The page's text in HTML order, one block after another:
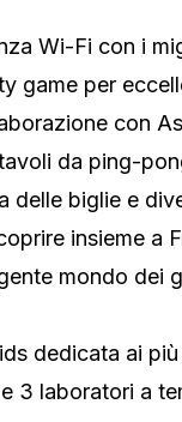
Wi-Fi con i
game per
con
da ping-
delle biglie e
insieme a
mondo dei
dedicata ai
3 laboratori a